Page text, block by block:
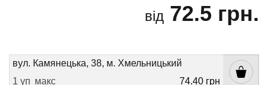
від 72.5 грн.
вул. Камянецька, 38, м. Хмельницький
1 уп макс
74.40 грн